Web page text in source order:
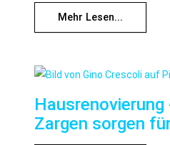
Mehr Lesen...
Zargen sorgen